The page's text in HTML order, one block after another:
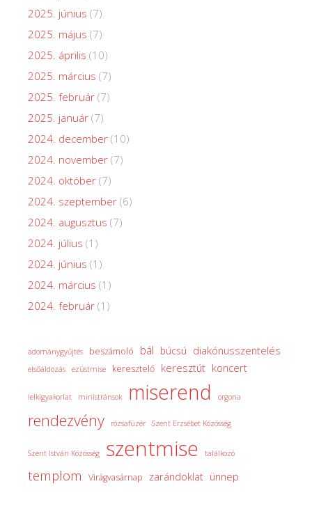
2025. június (7)
2025. május (7)
2025. április (10)
2025. március (7)
2025. február (7)
2025. január (7)
2024. december (10)
2024. november (7)
2024. október (7)
2024. szeptember (6)
2024. augusztus (7)
2024. július (1)
2024. június (1)
2024. március (1)
2024. február (1)
adománygyűjtés beszámoló bál búcsú diakónusszentelés
elsőáldozás ezüstmise keresztelő keresztút koncert
lelkigyakorlat ministránsok miserend orgona
rendezvény rózsafüzér Szent Erzsébet Közösség
Szent István Közösség szentmise találkozó
templom Virágvasárnap zarándoklat ünnep